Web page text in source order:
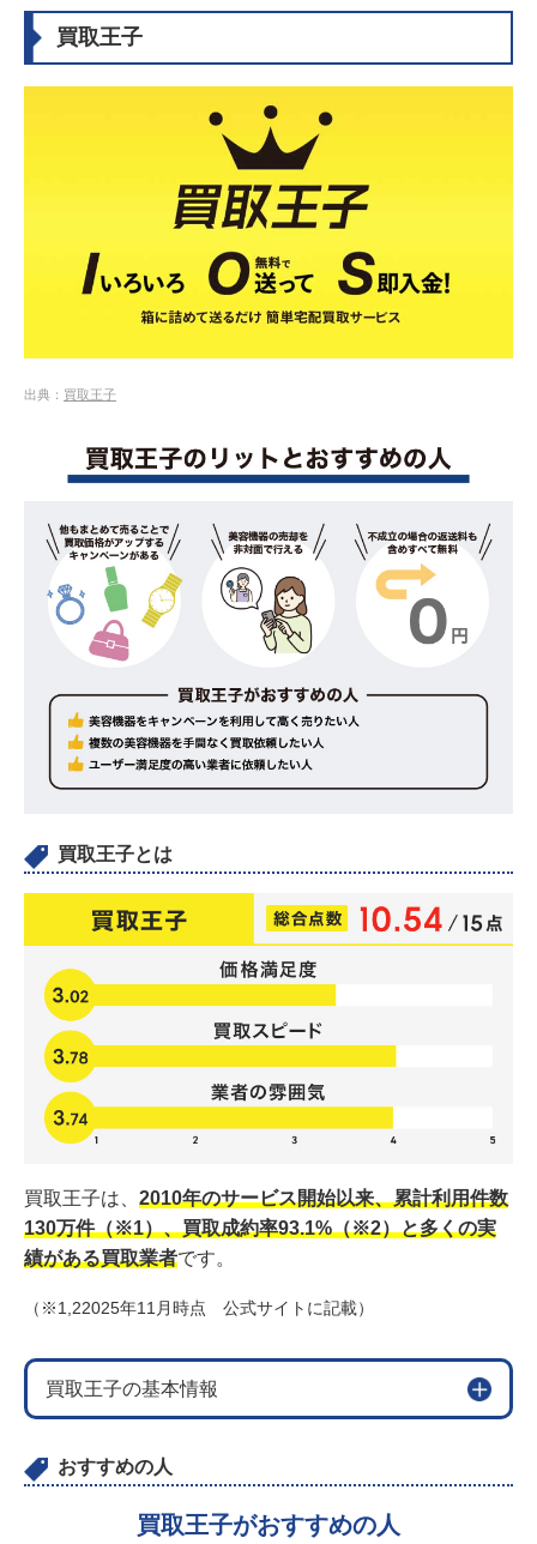
4.4脱毛器 ケノン ver6.2の買取実績
4.5Sarlisi IPL冷感光美容器の買取実績
5【いくらで売れる？】2026年最新の美容機器・美顔
美容機器・美顔器・エステ機器の買取価格例・相場を
紹介！中古でも高額買取になる？
美顔ローラー
6.4フィットネス機器
6.5
ヘアケア用品
美容機器・美顔器買取業者・店舗の選び方！売る前の
確認ポイント
7.1ポイント1.売りたいアイテムが買取対象か
7.3ポイント3.利用しやすい買取方法があるか
美容機器・美顔器を売れる場所を比較｜処分するのは
8.1買取専門店
8.2リサイクルショップ
8.3
フリマアプリやネットオークション
美容機器・美顔器の買取専門店の売却方法を比較｜宅
配（郵送）・出張・店舗持ち込み
法
美容機器・美顔器を高く売るためのポイント
11.1ポイント1.早めに売却を進める
11.2ポイント2.新品に近い状態にして売る
で売る
11.4ポイント4.査定員に正しい情報を伝える
美容機器・美顔器買取に関するQ&A
12.1ブックオフで美容機器は買取してもらえる？
セカンドストリートで美顔器は売れる？
12.3ブランド品の美容機器は高く売れる？
13美容機器の買取のアンケート調査結果
13.1本アンケートについて
13.2
買取王子
出典： 買取王子
買取王子とは
買取王子は、 2010年のサービス開始以来、累計利用件数
130万件（※1）、買取成約率93.1%（※2）と多くの実
績がある買取業者です。
（※1,22025年11月時点 公式サイトに記載）
買取王子の基本情報
おすすめの人
買取王子がおすすめの人